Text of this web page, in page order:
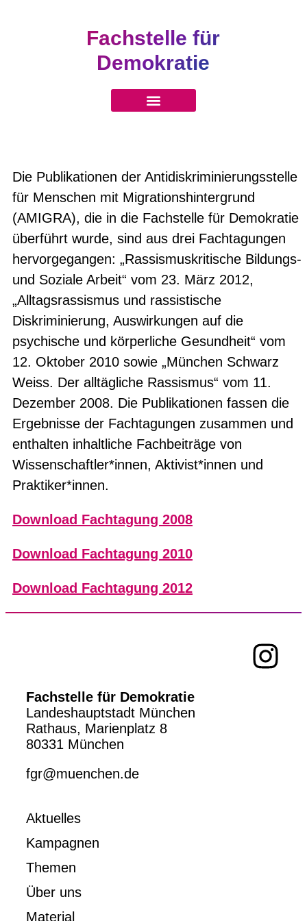
Fachstelle für
Demokratie
Die Publikationen der Antidiskriminierungsstelle
für Menschen mit Migrationshintergrund
(AMIGRA), die in die Fachstelle für Demokratie
überführt wurde, sind aus drei Fachtagungen
hervorgegangen: „Rassismuskritische Bildungs-
und Soziale Arbeit“ vom 23. März 2012,
„Alltagsrassismus und rassistische
Diskriminierung, Auswirkungen auf die
psychische und körperliche Gesundheit“ vom
12. Oktober 2010 sowie „München Schwarz
Weiss. Der alltägliche Rassismus“ vom 11.
Dezember 2008. Die Publikationen fassen die
Ergebnisse der Fachtagungen zusammen und
enthalten inhaltliche Fachbeiträge von
Wissenschaftler*innen, Aktivist*innen und
Praktiker*innen.
Download Fachtagung 2008
Download Fachtagung 2010
Download Fachtagung 2012
Fachstelle für Demokratie
Landeshauptstadt München
Rathaus, Marienplatz 8
80331 München
fgr@muenchen.de
Aktuelles
Kampagnen
Themen
Über uns
Material